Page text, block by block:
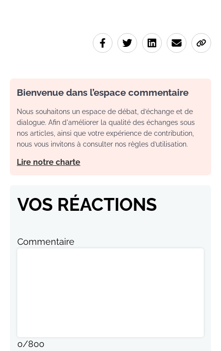
Bienvenue dans l’espace commentaire
Nous souhaitons un espace de débat, d’échange et de
dialogue. Afin d'améliorer la qualité des échanges sous
nos articles, ainsi que votre expérience de contribution,
nous vous invitons à consulter nos règles d’utilisation.
Lire notre charte
VOS RÉACTIONS
Commentaire
0/800